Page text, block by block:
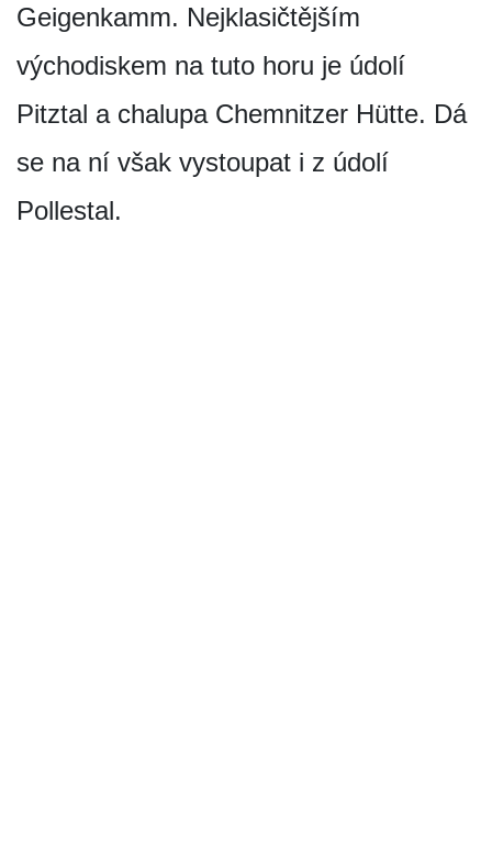
Geigenkamm. Nejklasičtějším
východiskem na tuto horu je údolí
Pitztal a chalupa Chemnitzer Hütte. Dá
se na ní však vystoupat i z údolí
Pollestal.